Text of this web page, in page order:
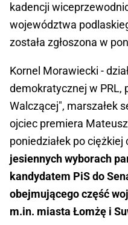
kadencji
województwa
została zgłoszona w
Kornel Morawiecki -
demokratycznej w PRL,
Walczącej", marszałek
ojciec premiera
poniedziałek po ciężkiej
jesiennych wyborach
kandydatem PiS do
obejmującego część
m.in. miasta Łomżę i